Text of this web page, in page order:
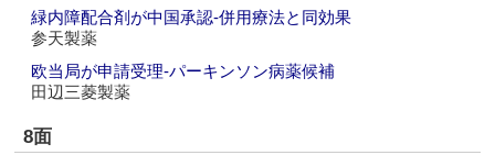
緑内障配合剤が中国承認‐併用療法と同効果
参天製薬
欧当局が申請受理‐パーキンソン病薬候補
田辺三菱製薬
8面